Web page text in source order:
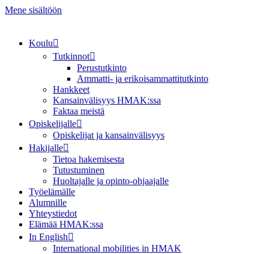
Mene sisältöön
Koulu
Tutkinnot
Perustutkinto
Ammatti- ja erikoisammattitutkinto
Hankkeet
Kansainvälisyys HMAK:ssa
Faktaa meistä
Opiskelijalle
Opiskelijat ja kansainvälisyys
Hakijalle
Tietoa hakemisesta
Tutustuminen
Huoltajalle ja opinto-ohjaajalle
Työelämälle
Alumnille
Yhteystiedot
Elämää HMAK:ssa
In English
International mobilities in HMAK